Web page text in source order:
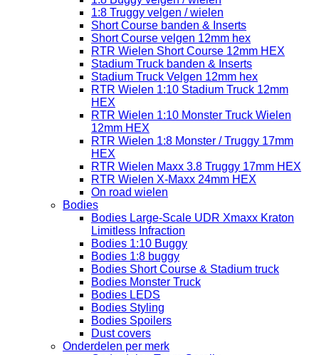
1:8 Truggy velgen / wielen
Short Course banden & Inserts
Short Course velgen 12mm hex
RTR Wielen Short Course 12mm HEX
Stadium Truck banden & Inserts
Stadium Truck Velgen 12mm hex
RTR Wielen 1:10 Stadium Truck 12mm
HEX
RTR Wielen 1:10 Monster Truck Wielen
12mm HEX
RTR Wielen 1:8 Monster / Truggy 17mm
HEX
RTR Wielen Maxx 3.8 Truggy 17mm HEX
RTR Wielen X-Maxx 24mm HEX
On road wielen
Bodies
Bodies Large-Scale UDR Xmaxx Kraton
Limitless Infraction
Bodies 1:10 Buggy
Bodies 1:8 buggy
Bodies Short Course & Stadium truck
Bodies Monster Truck
Bodies LEDS
Bodies Styling
Bodies Spoilers
Dust covers
Onderdelen per merk